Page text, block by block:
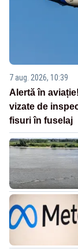
7 aug. 2026, 10:39
Alertă în
vizate de
fisuri în fuselaj